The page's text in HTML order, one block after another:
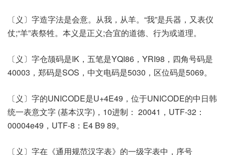
〔义〕字造字法是会意。从我，从羊。“我”是兵器，又表仪
仗;“羊”表祭牲。本义是正义;合宜的道德、行为或道理。
〔义〕字仓颉码是IK，五笔是YQI86，YRI98，四角号码是
40003，郑码是SOS，中文电码是5030，区位码是5069。
〔义〕字的UNICODE是U+4E49，位于UNICODE的中日韩
统一表意文字 (基本汉字)，10进制： 20041，UTF-32：
00004e49，UTF-8：E4 B9 89。
〔义〕字在《通用规范汉字表》的一级字表中，序号